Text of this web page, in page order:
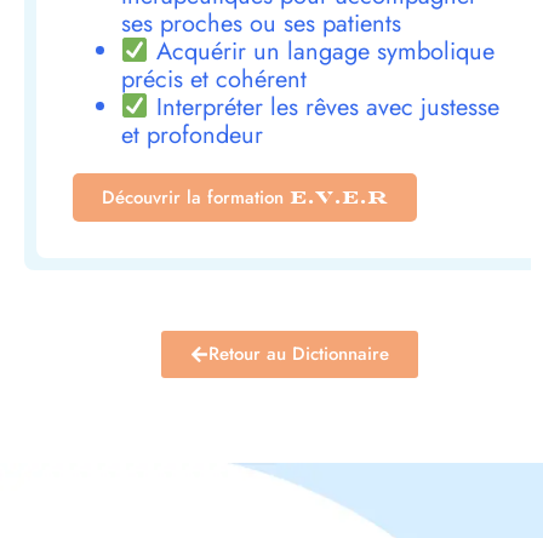
ses proches ou ses patients
Acquérir un langage symbolique
précis et cohérent
Interpréter les rêves avec justesse
et profondeur
Découvrir la formation E.V.E.R
Retour au Dictionnaire